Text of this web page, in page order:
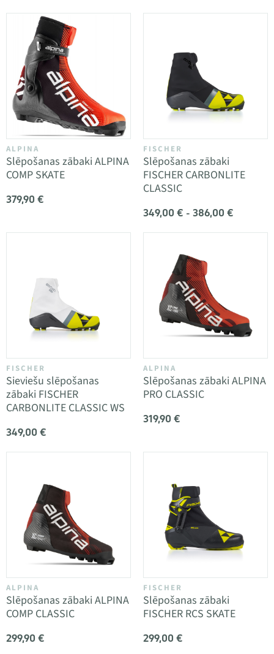
ALPINA
Slēpošanas zābaki ALPINA
COMP SKATE
379,90 €
FISCHER
Slēpošanas zābaki
FISCHER CARBONLITE
CLASSIC
349,00 € - 386,00 €
FISCHER
Sieviešu slēpošanas
zābaki FISCHER
CARBONLITE CLASSIC WS
349,00 €
ALPINA
Slēpošanas zābaki ALPINA
PRO CLASSIC
319,90 €
ALPINA
Slēpošanas zābaki ALPINA
COMP CLASSIC
299,90 €
FISCHER
Slēpošanas zābaki
FISCHER RCS SKATE
299,00 €